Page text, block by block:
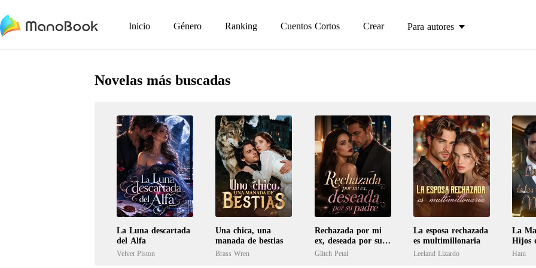
Inicio Género Ranking Cuentos Cortos Crear Para autores
Novelas más buscadas
La Luna descartada
del Alfa
Velvet Piston
Una chica, una
manada de bestias
Brass Wren
Rechazada por mi
ex, deseada por su
padre
Glitch Petal
La esposa rechazada
es multimillonaria
Leeland Lizardo
La
Hijos
Hani